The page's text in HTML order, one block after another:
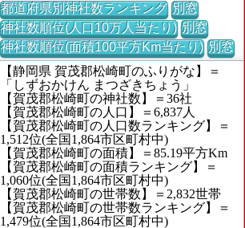
都道府県別神社数ランキング 別窓
神社数順位(人口10万人当たり) 別窓
神社数順位(面積100平方Km当たり) 別窓
【静岡県 賀茂郡松崎町のふりがな】＝
「しずおかけん まつざきちょう」
【賀茂郡松崎町の神社数】＝36社
【賀茂郡松崎町の人口】＝6,837人
【賀茂郡松崎町の人口数ランキング】＝
1,512位(全国1,864市区町村中)
【賀茂郡松崎町の面積】＝85.19平方Km
【賀茂郡松崎町の面積ランキング】＝
1,060位(全国1,864市区町村中)
【賀茂郡松崎町の世帯数】＝2,832世帯
【賀茂郡松崎町の世帯数ランキング】＝
1,479位(全国1,864市区町村中)